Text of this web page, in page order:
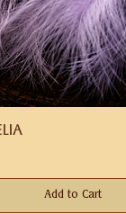
Add to Cart